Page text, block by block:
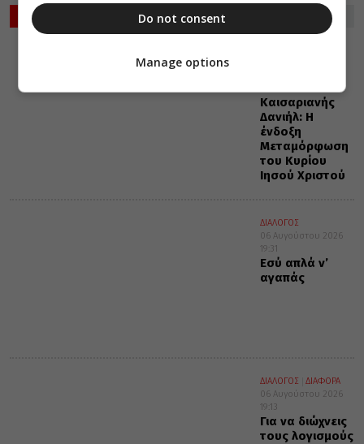
ΡΟΗ ΕΙΔΗΣΕΩΝ
Καισαριανής
Δανιήλ: Η
ένδοξη
Μεταμόρφωση
του Κυρίου
Ιησού Χριστού
ΔΙΑΛΟΓΟΣ
06 Αυγούστου 2026
19:31
Εσύ απλά ν’
αγαπάς
ΔΙΑΛΟΓΟΣ
ΔΙΑΦΟΡΑ
06 Αυγούστου 2026
19:13
Για να διώχνεις
τους λογισμούς
Do not consent
Manage options